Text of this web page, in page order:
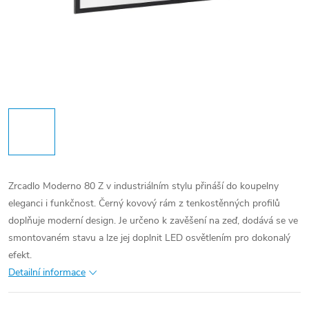
Zrcadlo Moderno 80 Z v industriálním stylu přináší do koupelny
eleganci i funkčnost. Černý kovový rám z tenkostěnných profilů
doplňuje moderní design. Je určeno k zavěšení na zeď, dodává se ve
smontovaném stavu a lze jej doplnit LED osvětlením pro dokonalý
efekt.
Detailní informace